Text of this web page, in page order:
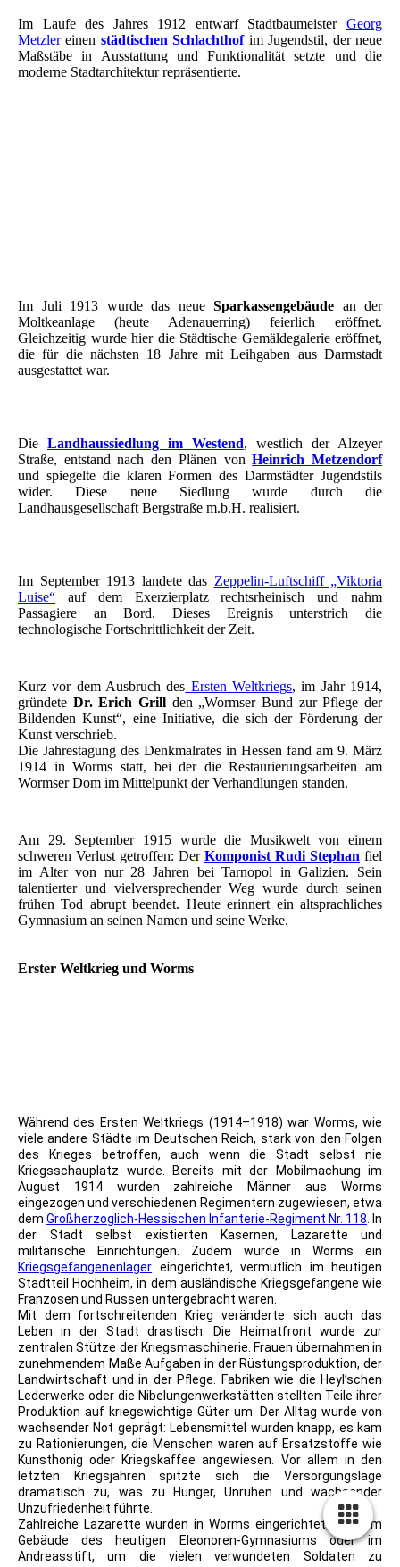
Im Laufe des Jahres 1912 entwarf Stadtbaumeister Georg
Metzlereinen städtischen Schlachthofim Jugendstil, der neue
Maßstäbe in Ausstattung und Funktionalität setzte und die
moderne Stadtarchitektur repräsentierte.
Im Juli 1913 wurde das neue Sparkassengebäude an der
Moltkeanlage (heute Adenauerring) feierlich eröffnet.
Gleichzeitig wurde hier die Städtische Gemäldegalerie eröffnet,
die für die nächsten 18 Jahre mit Leihgaben aus Darmstadt
ausgestattet war.
Die Landhaussiedlung im Westend, westlich der Alzeyer
Straße, entstand nach den Plänen vonHeinrich Metzendorf
und spiegelte die klaren Formen des Darmstädter Jugendstils
wider. Diese neue Siedlung wurde durch die
Landhausgesellschaft Bergstraße m.b.H. realisiert.
Im September 1913 landete das Zeppelin-Luftschiff „Viktoria
Luise“ auf dem Exerzierplatz rechtsrheinisch und nahm
Passagiere an Bord. Dieses Ereignis unterstrich die
technologische Fortschrittlichkeit der Zeit.
Kurz vor dem Ausbruch des Ersten Weltkriegs, im Jahr 1914,
gründete Dr. Erich Grill den „Wormser Bund zur Pflege der
Bildenden Kunst“, eine Initiative, die sich der Förderung der
Kunst verschrieb.
Die Jahrestagung des Denkmalrates in Hessen fand am 9. März
1914 in Worms statt, bei der die Restaurierungsarbeiten am
Wormser Dom im Mittelpunkt der Verhandlungen standen.
Am 29. September 1915 wurde die Musikwelt von einem
schweren Verlust getroffen: Der Komponist Rudi Stephan fiel
im Alter von nur 28 Jahren bei Tarnopol in Galizien. Sein
talentierter und vielversprechender Weg wurde durch seinen
frühen Tod abrupt beendet. Heute erinnert ein altsprachliches
Gymnasium an seinen Namen und seine Werke.
Erster Weltkrieg und Worms
Während des Ersten Weltkriegs (1914–1918) war Worms, wie
viele andere Städte im Deutschen Reich, stark von den Folgen
des Krieges betroffen, auch wenn die Stadt selbst nie
Kriegsschauplatz wurde. Bereits mit der Mobilmachung im
August 1914 wurden zahlreiche Männer aus Worms
eingezogen und verschiedenen Regimentern zugewiesen, etwa
dem Großherzoglich-Hessischen Infanterie-Regiment Nr. 118 . In
der Stadt selbst existierten Kasernen, Lazarette und
militärische Einrichtungen. Zudem wurde in Worms ein
Kriegsgefangenenlager eingerichtet, vermutlich im heutigen
Stadtteil Hochheim, in dem ausländische Kriegsgefangene wie
Franzosen und Russen untergebracht waren.
Mit dem fortschreitenden Krieg veränderte sich auch das
Leben in der Stadt drastisch. Die Heimatfront wurde zur
zentralen Stütze der Kriegsmaschinerie. Frauen übernahmen in
zunehmendem Maße Aufgaben in der Rüstungsproduktion, der
Landwirtschaft und in der Pflege. Fabriken wie die Heyl’schen
Lederwerke oder die Nibelungenwerkstätten stellten Teile ihrer
Produktion auf kriegswichtige Güter um. Der Alltag wurde von
wachsender Not geprägt: Lebensmittel wurden knapp, es kam
zu Rationierungen, die Menschen waren auf Ersatzstoffe wie
Kunsthonig oder Kriegskaffee angewiesen. Vor allem in den
letzten Kriegsjahren spitzte sich die Versorgungslage
dramatisch zu, was zu Hunger, Unruhen und wachsender
Unzufriedenheit führte.
Zahlreiche Lazarette wurden in Worms eingerichtet, etwa im
Gebäude des heutigen Eleonoren-Gymnasiums oder im
Andreasstift, um die vielen verwundeten Soldaten zu